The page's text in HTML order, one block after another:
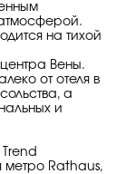
на тихой
Вены.
от отеля в
а
и
метро Rathaus,